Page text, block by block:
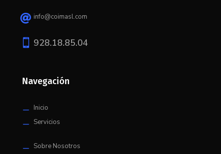
 info@coimasl.com
 928.18.85.04
Navegación
K Inicio
K Servicios
K Sobre Nosotros